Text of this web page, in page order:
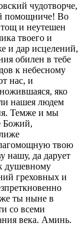
чудотворче,
помощниче! Во
тощ и неутешен
твоего и
и дар исцелений,
обилен в тебе
к небесному
нас, и
яко
нашея людем
Темже и мы
Божий,
твою
нашу, да дарует
душевному
греховных и
ты ныне в
со всеми
века. Аминь.